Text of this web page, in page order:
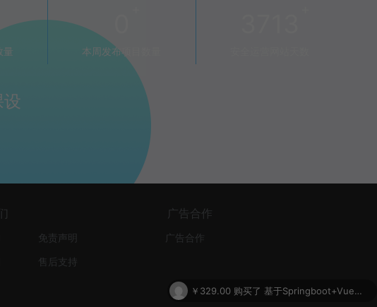
量 本周发布项目数量
免责声明
售后支持
广告合作
广告合作
￥329.00 购买了 基于Springboot+Vue的互联网医院在线问诊系统